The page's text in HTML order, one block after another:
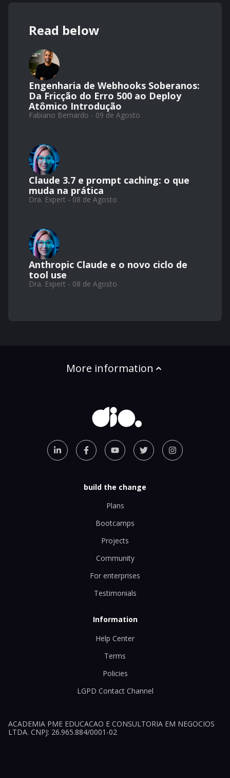
Read below
Engenharia de Webhooks Soberanos:
Da Fricção do Erro 500 ao Deploy
Atômico Introdução
Fabiano Bernardo - 09 de Agosto
Claude 3.7 e prompt caching: o que
muda na prática
Dra. Expert - 08 de Agosto
Anthropic Claude e o novo ciclo de
tool use
Dra. Expert - 08 de Agosto
More information
build the change
Plans
Bootcamps
Projects
Community
For enterprises
Testimonials
Information
Help Center
Terms
Policies
LGPD Contact Channel
ACADEMIA PME EDUCACAO E CONSULTORIA EM NEGOCIOS
LTDA. CNPJ: 26.965.884/0001-02